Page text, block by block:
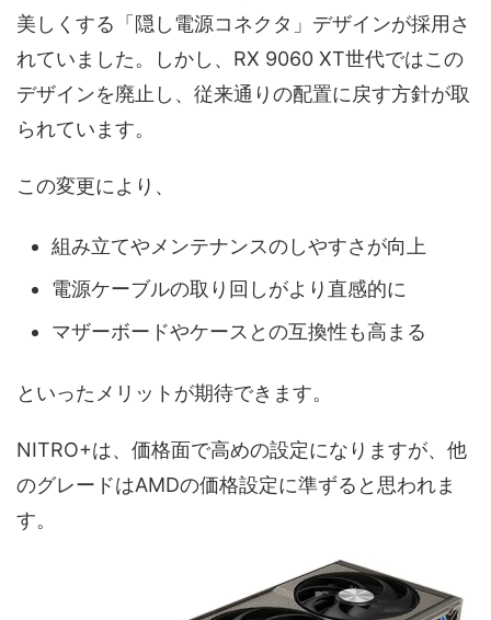
美しくする「隠し電源コネクタ」デザインが採用さ
れていました。しかし、RX 9060 XT世代ではこの
デザインを廃止し、従来通りの配置に戻す方針が取
られています。
この変更により、
組み立てやメンテナンスのしやすさが向上
電源ケーブルの取り回しがより直感的に
マザーボードやケースとの互換性も高まる
といったメリットが期待できます。
NITRO+は、価格面で高めの設定になりますが、他
のグレードはAMDの価格設定に準ずると思われま
す。